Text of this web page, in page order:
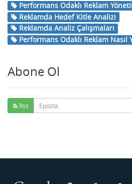
Performans Odaklı Reklam
Reklamda Hedef Kitle Analizi
Reklamda Analiz Çalışmaları
Performans Odaklı Reklam Nasıl
Abone Ol
Rss